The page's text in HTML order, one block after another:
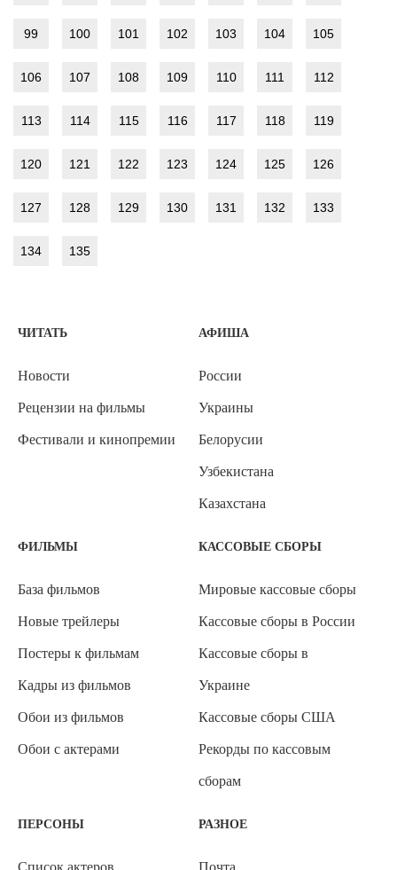
99 100 101 102 103 104 105
106 107 108 109 110 111 112
113 114 115 116 117 118 119
120 121 122 123 124 125 126
127 128 129 130 131 132 133
134 135
ЧИТАТЬ
Новости
Рецензии на фильмы
Фестивали и кинопремии
АФИША
России
Украины
Белорусии
Узбекистана
Казахстана
ФИЛЬМЫ
База фильмов
Новые трейлеры
Постеры к фильмам
Кадры из фильмов
Обои из фильмов
Обои с актерами
КАССОВЫЕ СБОРЫ
Мировые кассовые сборы
Кассовые сборы в России
Кассовые сборы в
Украине
Кассовые сборы США
Рекорды по кассовым
сборам
ПЕРСОНЫ
Список актеров
РАЗНОЕ
Почта